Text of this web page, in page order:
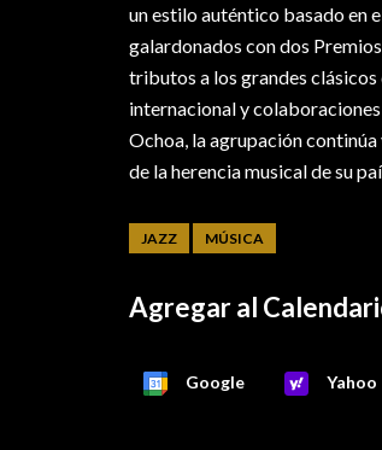
un estilo auténtico basado en
galardonados con dos
tributos a los grandes
internacional y
Ochoa, la agrupación
de la herencia musical de su
JAZZ MÚSICA
Agregar al
Google Yahoo